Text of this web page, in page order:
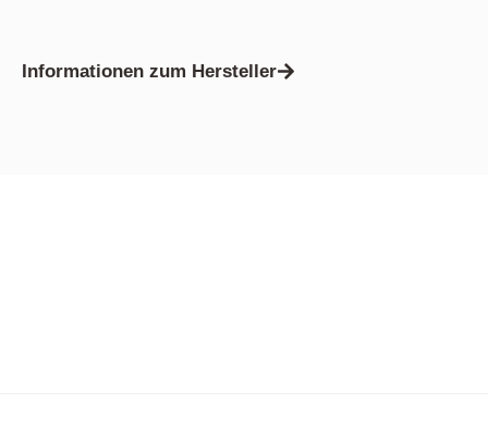
Informationen zum Hersteller